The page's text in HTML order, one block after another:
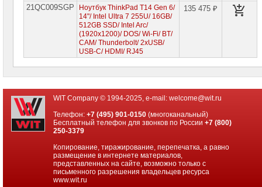
21QC009SGP
Ноутбук ThinkPad T14 Gen 6/
14"/ Intel Ultra 7 255U/ 16GB/
512GB SSD/ Intel Arc/
(1920x1200)/ DOS/ Wi-Fi/ BT/
CAM/ Thunderbolt/ 2xUSB/
USB-C/ HDMI/ RJ45
135 475 ₽
WIT Company © 1994-2025, e-mail: welcome@wit.ru
Телефон:+7 (495) 901-0150 (многоканальный)
Бесплатный телефон для звонков по России+7 (800)
250-3379
Копирование, тиражирование, перепечатка, а равно
размещение в интернете материалов,
представленных на сайте, возможно только с
письменного разрешения владельцев ресурса
www.wit.ru